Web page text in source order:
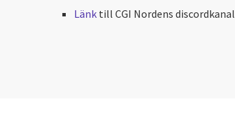
Länk till CGI Nordens discordkanal